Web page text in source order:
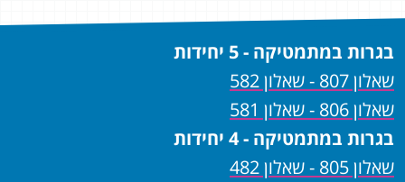
בגרות במתמטיקה - 5 יחידות
שאלון 807 - שאלון 582
שאלון 806 - שאלון 581
בגרות במתמטיקה - 4 יחידות
שאלון 805 - שאלון 482